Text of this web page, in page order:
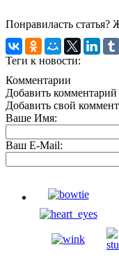
Понравиласть
Теги к новости:
Комментарии
Добавить комментарий
Добавить свой
Ваше Имя:
Ваш E-Mail: